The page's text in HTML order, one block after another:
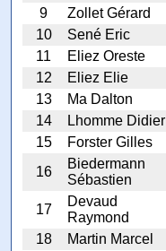
9
Zollet Gérard
10
Sené Eric
11
Eliez Oreste
12
Eliez Elie
13
Ma Dalton
14
Lhomme Didier
15
Forster Gilles
16
Biedermann
Sébastien
17
Devaud
Raymond
18
Martin Marcel